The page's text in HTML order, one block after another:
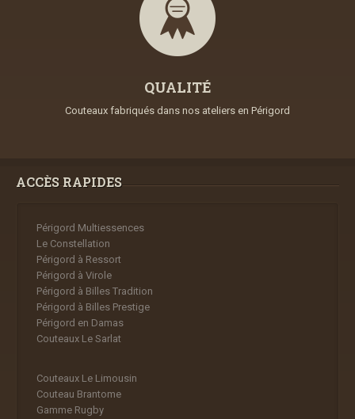
QUALITÉ
Couteaux fabriqués dans nos ateliers en Périgord
ACCÈS RAPIDES
Périgord Multiessences
Le Constellation
Périgord à Ressort
Périgord à Virole
Périgord à Billes Tradition
Périgord à Billes Prestige
Périgord en Damas
Couteaux Le Sarlat
Couteaux Le Limousin
Couteau Brantome
Gamme Rugby